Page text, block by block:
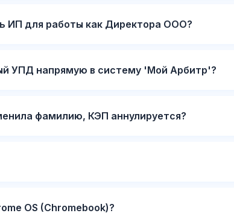
ИП для работы как Директора ООО?
УПД напрямую в систему 'Мой Арбитр'?
фамилию, КЭП аннулируется?
OS (Chromebook)?